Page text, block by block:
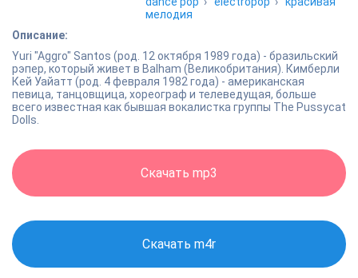
мелодия
Описание:
Yuri "Aggro" Santos (род. 12 октября 1989 года) - бразильский
рэпер, который живет в Balham (Великобритания). Кимберли
Кей Уайатт (род. 4 февраля 1982 года) - американская
певица, танцовщица, хореограф и телеведущая, больше
всего известная как бывшая вокалистка группы The Pussycat
Dolls.
Скачать mp3
Скачать m4r